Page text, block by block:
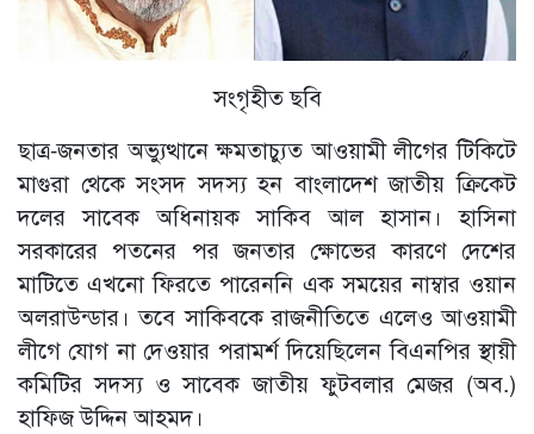
সংগৃহীত ছবি
ছাত্র-জনতার অভ্যুত্থানে ক্ষমতাচ্যুত আওয়ামী লীগের টিকিটে
মাগুরা থেকে সংসদ সদস্য হন বাংলাদেশ জাতীয় ক্রিকেট
দলের সাবেক অধিনায়ক সাকিব আল হাসান। হাসিনা
সরকারের পতনের পর জনতার ক্ষোভের কারণে দেশের
মাটিতে এখনো ফিরতে পারেননি এক সময়ের নাম্বার ওয়ান
অলরাউন্ডার। তবে সাকিবকে রাজনীতিতে এলেও আওয়ামী
লীগে যোগ না দেওয়ার পরামর্শ দিয়েছিলেন বিএনপির স্থায়ী
কমিটির সদস্য ও সাবেক জাতীয় ফুটবলার মেজর (অব.)
হাফিজ উদ্দিন আহমদ।